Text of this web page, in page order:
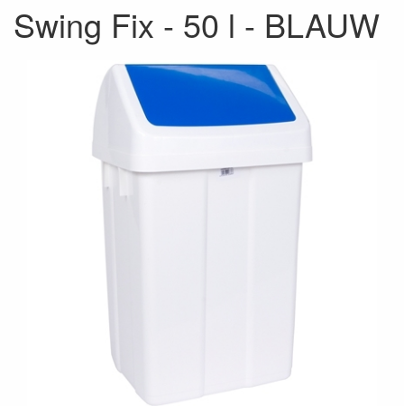
Swing Fix - 50 l - BLAUW